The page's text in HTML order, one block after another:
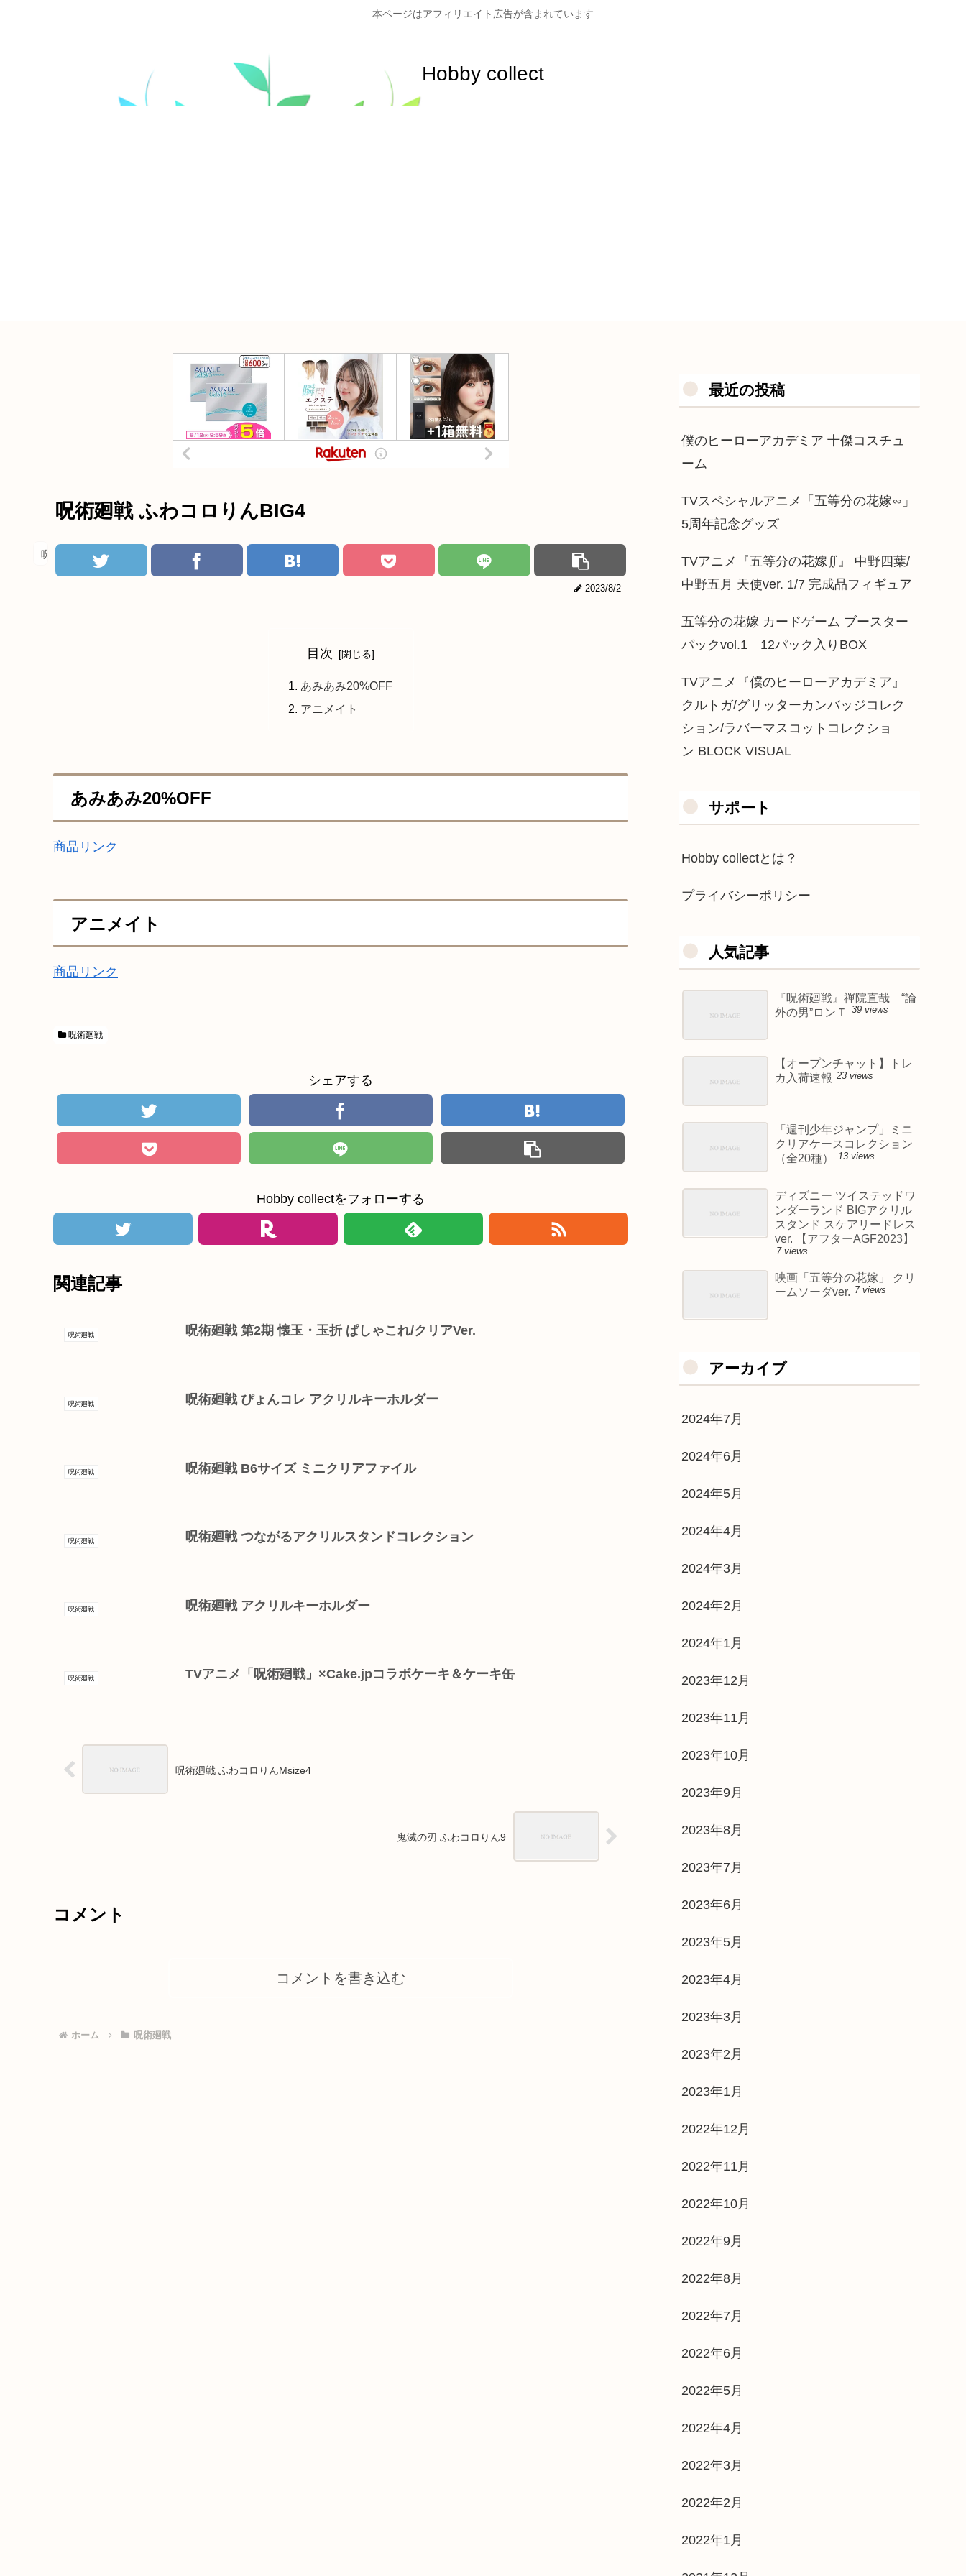
本ページはアフィリエイト広告が含まれています
Hobby collect
呪術廻戦 ふわコロりんBIG4
呪術廻戦
2023/8/2
目次
あみあみ20%OFF
アニメイト
あみあみ20%OFF
商品リンク
アニメイト
商品リンク
呪術廻戦
シェアする
Hobby collectをフォローする
関連記事
呪術廻戦 呪術廻戦 第2期 懐玉・玉折 ぱしゃこれ/クリアVer.
呪術廻戦 呪術廻戦 ぴょんコレ アクリルキーホルダー
呪術廻戦 呪術廻戦 B6サイズ ミニクリアファイル
呪術廻戦 呪術廻戦 つながるアクリルスタンドコレクション
呪術廻戦 呪術廻戦 アクリルキーホルダー
呪術廻戦 TVアニメ「呪術廻戦」×Cake.jpコラボケーキ＆ケーキ缶
呪術廻戦 ふわコロりんMsize4
鬼滅の刃 ふわコロりん9
コメント
コメントを書き込む
ホーム 呪術廻戦
最近の投稿
僕のヒーローアカデミア 十傑コスチュ
ーム
TVスペシャルアニメ「五等分の花嫁∽」
5周年記念グッズ
TVアニメ『五等分の花嫁∬』 中野四葉/
中野五月 天使ver. 1/7 完成品フィギュア
五等分の花嫁 カードゲーム ブースター
パックvol.1 12パック入りBOX
TVアニメ『僕のヒーローアカデミア』
クルトガ/グリッターカンバッジコレク
ション/ラバーマスコットコレクショ
ン BLOCK VISUAL
サポート
Hobby collectとは？
プライバシーポリシー
人気記事
『呪術廻戦』禪院直哉 “論
外の男”ロンＴ
39 views
【オープンチャット】トレ
カ入荷速報 23 views
「週刊少年ジャンプ」ミニ
クリアケースコレクション
（全20種）
13 views
ディズニー ツイステッドワ
ンダーランド BIGアクリル
スタンド スケアリードレス
ver. 【アフターAGF2023】
7 views
映画「五等分の花嫁」 クリ
ームソーダver. 7 views
アーカイブ
2024年7月
2024年6月
2024年5月
2024年4月
2024年3月
2024年2月
2024年1月
2023年12月
2023年11月
2023年10月
2023年9月
2023年8月
2023年7月
2023年6月
2023年5月
2023年4月
2023年3月
2023年2月
2023年1月
2022年12月
2022年11月
2022年10月
2022年9月
2022年8月
2022年7月
2022年6月
2022年5月
2022年4月
2022年3月
2022年2月
2022年1月